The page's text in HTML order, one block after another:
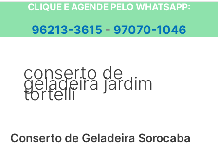
CLIQUE E AGENDE PELO WHATSAPP:
96213-3615 - 97070-1046
conserto de
geladeira jardim
tortelli
Conserto de Geladeira Sorocaba